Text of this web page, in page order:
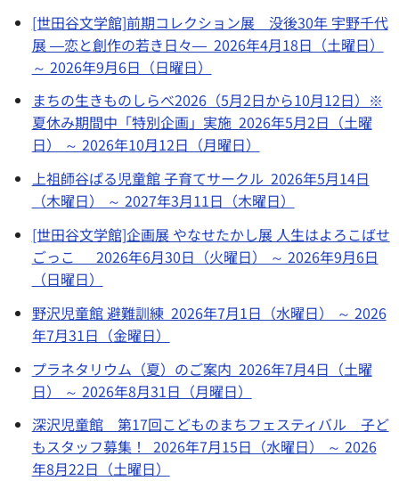
[世田谷文学館]前期コレクション展 没後30年 宇野千代
展 ―恋と創作の若き日々― 2026年4月18日（土曜日）
～ 2026年9月6日（日曜日）
まちの生きものしらべ2026（5月2日から10月12日）※
夏休み期間中「特別企画」実施 2026年5月2日（土曜
日） ～ 2026年10月12日（月曜日）
上祖師谷ぱる児童館 子育てサークル 2026年5月14日
（木曜日） ～ 2027年3月11日（木曜日）
[世田谷文学館]企画展 やなせたかし展 人生はよろこばせ
ごっこ 2026年6月30日（火曜日） ～ 2026年9月6日
（日曜日）
野沢児童館 避難訓練 2026年7月1日（水曜日） ～ 2026
年7月31日（金曜日）
プラネタリウム（夏）のご案内 2026年7月4日（土曜
日） ～ 2026年8月31日（月曜日）
深沢児童館 第17回こどものまちフェスティバル 子ど
もスタッフ募集！ 2026年7月15日（水曜日） ～ 2026
年8月22日（土曜日）